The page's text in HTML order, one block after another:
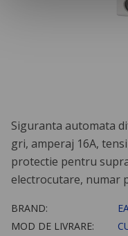
Siguranta automata
gri, amperaj 16A,
protectie pentru
electrocutare, numar
BRAND:
MOD DE LIVRARE: